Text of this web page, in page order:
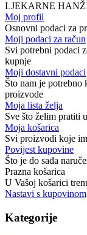
LJEKARNE
Moj profil
Osnovni podaci za
Moji podaci za račun
Svi potrebni podaci
kupnje
Moji dostavni podaci
Što nam je potrebno
proizvode
Moja lista želja
Sve što želim pratiti
Moja košarica
Svi proizvodi koje
Povijest kupovine
Što je do sada
Prazna košarica
U Vašoj košarici
Nastavi s kupovinom
Kategorije